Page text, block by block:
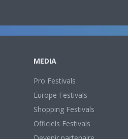
MEDIA
Pro Festivals
Europe Festivals
Shopping Festivals
Officiels Festivals